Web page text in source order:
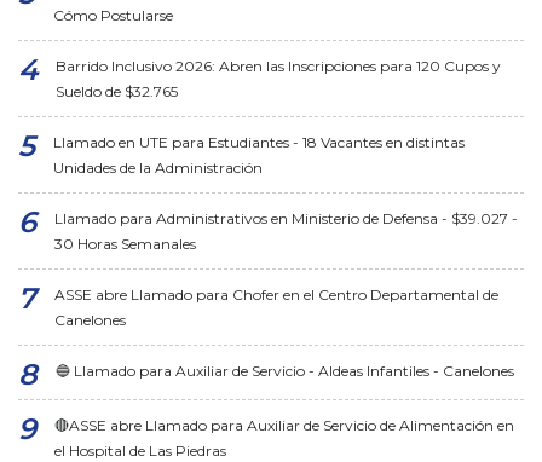
Cómo Postularse
Barrido Inclusivo 2026: Abren las Inscripciones para 120 Cupos y
Sueldo de $32.765
Llamado en UTE para Estudiantes - 18 Vacantes en distintas
Unidades de la Administración
Llamado para Administrativos en Ministerio de Defensa - $39.027 -
30 Horas Semanales
ASSE abre Llamado para Chofer en el Centro Departamental de
Canelones
🔵 Llamado para Auxiliar de Servicio - Aldeas Infantiles - Canelones
🔴ASSE abre Llamado para Auxiliar de Servicio de Alimentación en
el Hospital de Las Piedras